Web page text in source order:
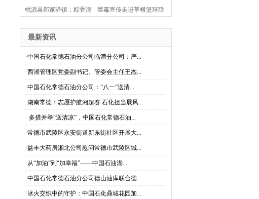
桃源县郑家驿镇：粽香满
古驿 楚韵闹端阳
禁毒宣传走进草根篮球联
造禁毒“移动课堂”
最新资讯
·中国石化常德石油分公司临澧分公司：严...
·西湖管理区党委副书记、管委会主任王杰...
·中国石化常德石油分公司：“八一”送清...
·湖南常德：志愿护航湘超赛 石化担当展风...
· 多措并举“送清凉”，中国石化常德石油...
·常德市武陵区永安街道新东街社区开展大...
·益丰大药房湘北公司慰问常德市武陵区城...
·从“加油”到“加幸福”——中国石油湖...
·中国石化常德石油分公司德山油库联合德...
·冰火交织中的守护：中国石化鼎城花园加...